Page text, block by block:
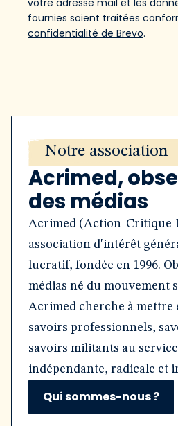
votre adresse mail et les
fournies soient traitées
confidentialité de Brevo.
Notre association
Acrimed,
des médias
Acrimed (Action-Critique-
association d'intérêt
lucratif, fondée en 1996.
médias né du mouvement
Acrimed cherche à mettre
savoirs professionnels,
savoirs militants au
indépendante, radicale et
Qui sommes-nous ?